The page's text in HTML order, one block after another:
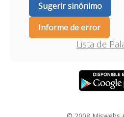
Sugerir sinónimo
Informe de error
Lista de